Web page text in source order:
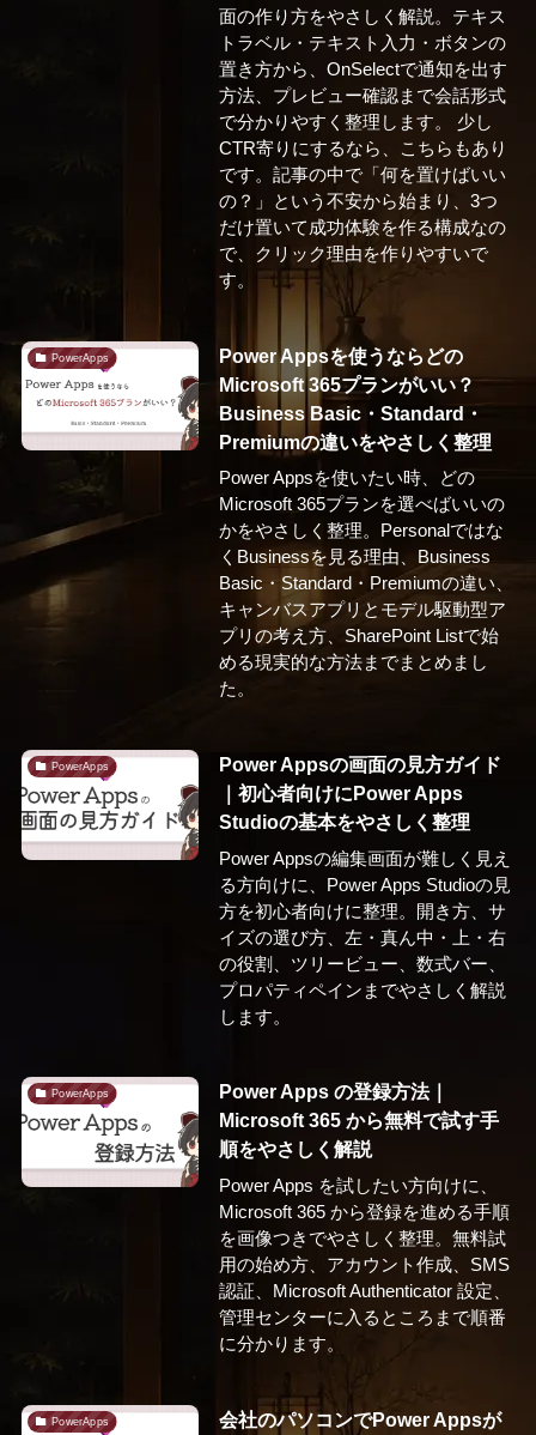
面の作り方をやさしく解説。テキス
トラベル・テキスト入力・ボタンの
置き方から、OnSelectで通知を出す
方法、プレビュー確認まで会話形式
で分かりやすく整理します。 少し
CTR寄りにするなら、こちらもあり
です。記事の中で「何を置けばいい
の？」という不安から始まり、3つ
だけ置いて成功体験を作る構成なの
で、クリック理由を作りやすいで
す。
PowerApps
Power Appsを使うならどの
Microsoft 365プランがいい？
Business Basic・Standard・
Premiumの違いをやさしく整理
Power Appsを使いたい時、どの
Microsoft 365プランを選べばいいの
かをやさしく整理。Personalではな
くBusinessを見る理由、Business
Basic・Standard・Premiumの違い、
キャンバスアプリとモデル駆動型ア
プリの考え方、SharePoint Listで始
める現実的な方法までまとめまし
た。
PowerApps
Power Appsの画面の見方ガイド
｜初心者向けにPower Apps
Studioの基本をやさしく整理
Power Appsの編集画面が難しく見え
る方向けに、Power Apps Studioの見
方を初心者向けに整理。開き方、サ
イズの選び方、左・真ん中・上・右
の役割、ツリービュー、数式バー、
プロパティペインまでやさしく解説
します。
PowerApps
Power Apps の登録方法｜
Microsoft 365 から無料で試す手
順をやさしく解説
Power Apps を試したい方向けに、
Microsoft 365 から登録を進める手順
を画像つきでやさしく整理。無料試
用の始め方、アカウント作成、SMS
認証、Microsoft Authenticator 設定、
管理センターに入るところまで順番
に分かります。
PowerApps
会社のパソコンでPower Appsが